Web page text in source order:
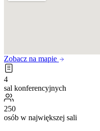
Zobacz na mapie
4
sal konferencyjnych
250
osób w największej sali